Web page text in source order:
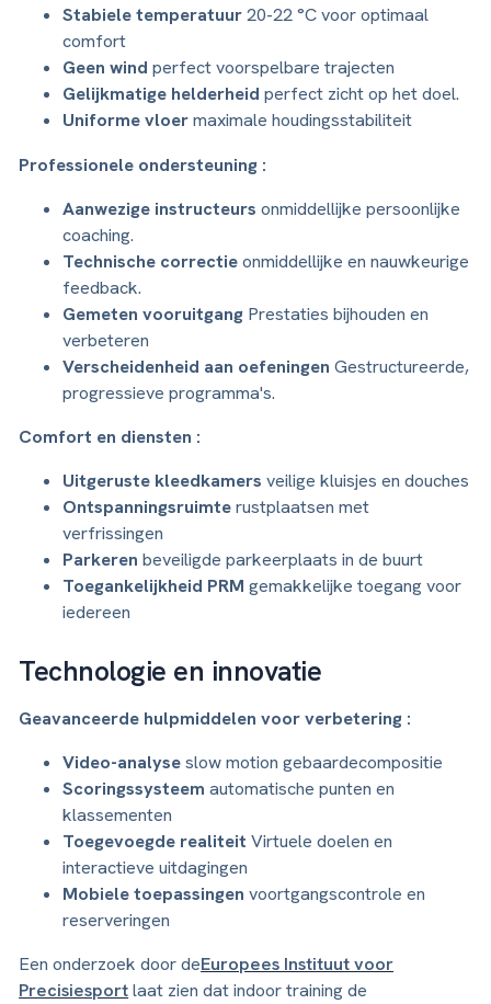
Stabiele temperatuur20-22 °C voor optimaal
comfort
Geen wind perfect voorspelbare trajecten
Gelijkmatige helderheid perfect zicht op het doel.
Uniforme vloermaximale houdingsstabiliteit
Professionele ondersteuning :
Aanwezige instructeurs onmiddellijke persoonlijke
coaching.
Technische correctieonmiddellijke en nauwkeurige
feedback.
Gemeten vooruitgang Prestaties bijhouden en
verbeteren
Verscheidenheid aan oefeningen Gestructureerde,
progressieve programma's.
Comfort en diensten :
Uitgeruste kleedkamers veilige kluisjes en douches
Ontspanningsruimterustplaatsen met
verfrissingen
Parkeren beveiligde parkeerplaats in de buurt
Toegankelijkheid PRM gemakkelijke toegang voor
iedereen
Technologie en innovatie
Geavanceerde hulpmiddelen voor verbetering :
Video-analyseslow motion gebaardecompositie
Scoringssysteem automatische punten en
klassementen
Toegevoegde realiteit Virtuele doelen en
interactieve uitdagingen
Mobiele toepassingen voortgangscontrole en
reserveringen
Een onderzoek door deEuropees Instituut voor
Precisiesportlaat zien dat indoor training de